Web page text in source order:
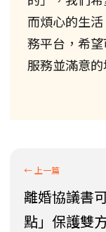
而煩心的生
務平台，希
服務並滿意的
離婚協議書
點」保護雙